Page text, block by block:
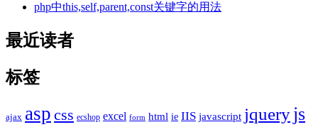
php中this,self,parent,const关键字的用法
最近读者
标签
ajax asp css ecshop excel form html ie IIS javascript jqueryjs